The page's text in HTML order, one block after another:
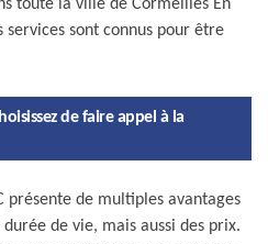
toute la ville de Cormeilles En
services sont connus pour être
de faire appel à la
présente de multiples avantages
de vie, mais aussi des prix.